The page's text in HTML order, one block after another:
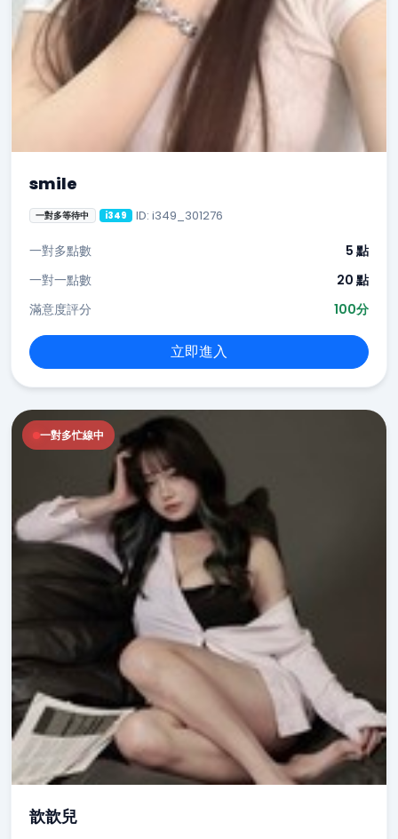
smile
一對多等待中 i349 ID: i349_301276
一對多點數
5 點
一對一點數
20 點
滿意度評分
100分
立即進入
一對多忙線中
歆歆兒